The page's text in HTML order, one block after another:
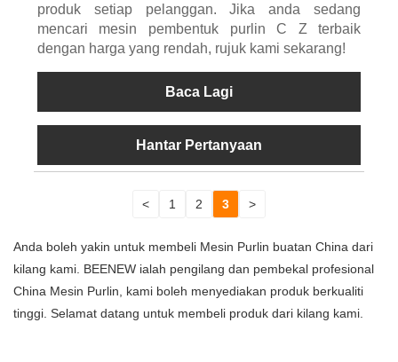
produk setiap pelanggan. Jika anda sedang
mencari mesin pembentuk purlin C Z terbaik
dengan harga yang rendah, rujuk kami sekarang!
Baca Lagi
Hantar Pertanyaan
< 1 2 3 >
Anda boleh yakin untuk membeli Mesin Purlin buatan China dari
kilang kami. BEENEW ialah pengilang dan pembekal profesional
China Mesin Purlin, kami boleh menyediakan produk berkualiti
tinggi. Selamat datang untuk membeli produk dari kilang kami.